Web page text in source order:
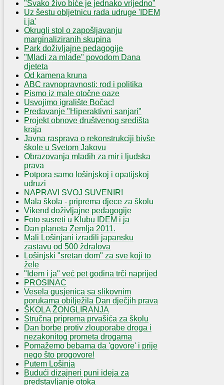
"Svako živo biće je jednako vrijedno"
Uz šestu obljetnicu rada udruge 'IDEM
i ja'
Okrugli stol o zapošljavanju
marginaliziranih skupina
Park doživljajne pedagogije
"Mladi za mlađe" povodom Dana
djeteta
Od kamena kruna
ABC ravnopravnosti: rod i politika
Pismo iz male otočne oaze
Usvojimo igralište Bočac!
Predavanje "Hiperaktivni sanjari"
Projekt obnove društvenog središta
kraja
Javna rasprava o rekonstrukciji bivše
škole u Svetom Jakovu
Obrazovanja mladih za mir i ljudska
prava
Potpora samo lošinjskoj i opatijskoj
udruzi
NAPRAVI SVOJ SUVENIR!
Mala škola - priprema djece za školu
Vikend doživljajne pedagogije
Foto susreti u Klubu IDEM i ja
Dan planeta Zemlja 2011.
Mali Lošinjani izradili japansku
zastavu od 500 ždralova
Lošinjski "sretan dom" za sve koji to
žele
"Idem i ja" već pet godina trči naprijed
PROSINAC
Vesela gusjenica sa slikovnim
porukama obilježila Dan dječjih prava
ŠKOLA ŽONGLIRANJA
Stručna priprema prvašića za školu
Dan borbe protiv zlouporabe droga i
nezakonitog prometa drogama
Pomažemo bebama da 'govore' i prije
nego što progovore!
Putem Lošinja
Budući dizajneri puni ideja za
predstavljanje otoka